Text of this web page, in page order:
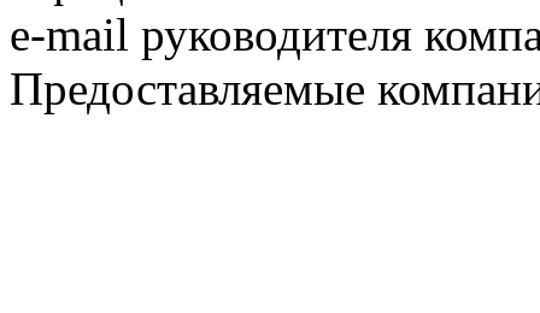
e-mail руководителя
Предоставляемые